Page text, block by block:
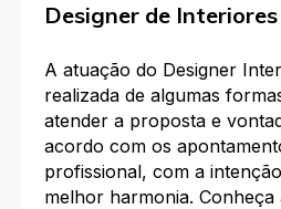
Designer de Interiores
A atuação do Designer
realizada de algumas
atender a proposta e
acordo com os
profissional, com a
melhor harmonia. Conheça